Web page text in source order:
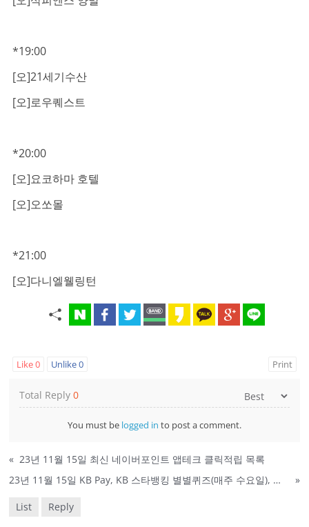
*19:00
[오]21세기수산
[오]로우퀘스트
*20:00
[오]요코하마 호텔
[오]오쏘몰
*21:00
[오]다니엘웰링턴
Like0 Unlike0 Print
Total Reply0
You must be logged in to post a comment.
« 23년 11월 15일 최신 네이버포인트 앱테크 클릭적립 목록
23년 11월 15일 KB Pay, KB 스타뱅킹 별별퀴즈(매주 수요일), 신한, 옥션 퀴즈 정답
»
List Reply